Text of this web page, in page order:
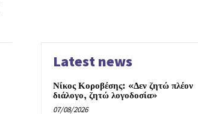
Latest news
Νίκος Κοροβέσης: «Δεν ζητώ πλέον
διάλογο, ζητώ λογοδοσία»
07/08/2026